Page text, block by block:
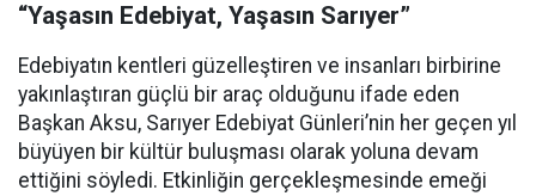
“Yaşasın Edebiyat, Yaşasın Sarıyer”
Edebiyatın kentleri güzelleştiren ve insanları birbirine
yakınlaştıran güçlü bir araç olduğunu ifade eden
Başkan Aksu, Sarıyer Edebiyat Günleri’nin her geçen yıl
büyüyen bir kültür buluşması olarak yoluna devam
ettiğini söyledi. Etkinliğin gerçekleşmesinde emeği